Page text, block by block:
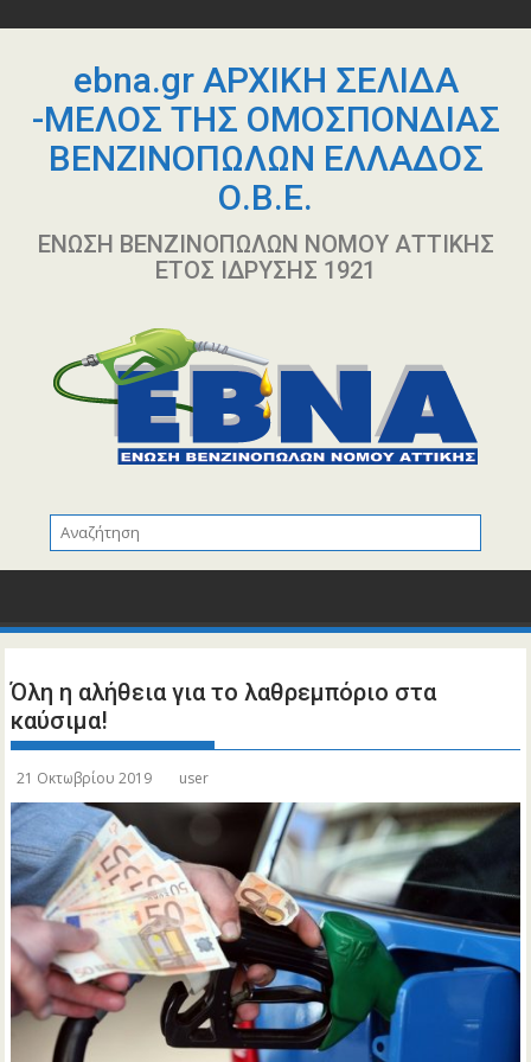
περιεχόμενοebna.gr ΑΡΧΙΚΗ ΣΕΛΙΔΑ
-ΜΕΛΟΣ ΤΗΣ ΟΜΟΣΠΟΝΔΙΑΣ
ΒΕΝΖΙΝΟΠΩΛΩΝ ΕΛΛΑΔΟΣ
Ο.Β.Ε.
ΕΝΩΣΗ ΒΕΝΖΙΝΟΠΩΛΩΝ ΝΟΜΟΥ ΑΤΤΙΚΗΣ
ΕΤΟΣ ΙΔΡΥΣΗΣ 1921
Όλη η αλήθεια για το λαθρεμπόριο στα
καύσιμα!
21 Οκτωβρίου 2019 user